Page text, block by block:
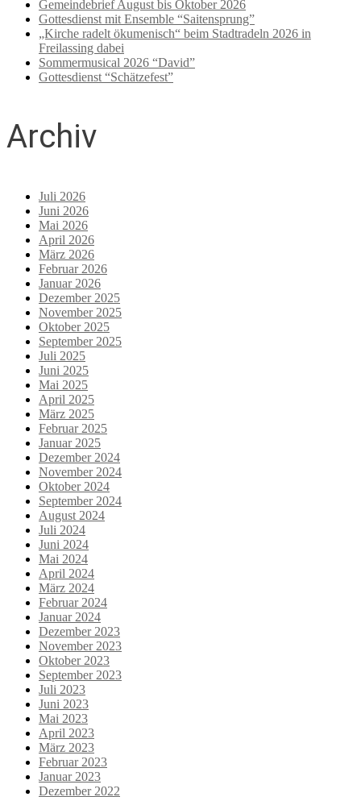
Gemeindebrief August bis Oktober 2026
Gottesdienst mit Ensemble “Saitensprung”
„Kirche radelt ökumenisch“ beim Stadtradeln 2026 in
Freilassing dabei
Sommermusical 2026 “David”
Gottesdienst “Schätzefest”
Archiv
Juli 2026
Juni 2026
Mai 2026
April 2026
März 2026
Februar 2026
Januar 2026
Dezember 2025
November 2025
Oktober 2025
September 2025
Juli 2025
Juni 2025
Mai 2025
April 2025
März 2025
Februar 2025
Januar 2025
Dezember 2024
November 2024
Oktober 2024
September 2024
August 2024
Juli 2024
Juni 2024
Mai 2024
April 2024
März 2024
Februar 2024
Januar 2024
Dezember 2023
November 2023
Oktober 2023
September 2023
Juli 2023
Juni 2023
Mai 2023
April 2023
März 2023
Februar 2023
Januar 2023
Dezember 2022